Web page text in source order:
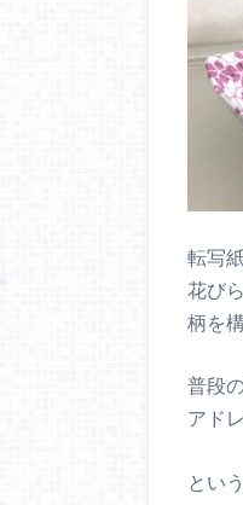
転写
花び
柄を
普段
アド
とい